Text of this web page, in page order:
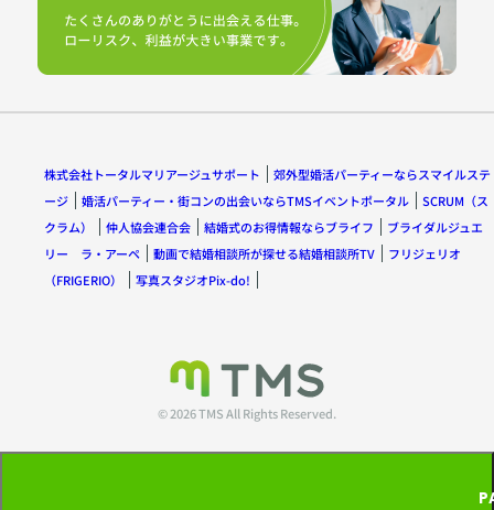
株式会社トータルマリアージュサポート
郊外型婚活パーティーならスマイルステ
ージ
婚活パーティー・街コンの出会いならTMSイベントポータル
SCRUM（ス
クラム）
仲人協会連合会 結婚式のお得情報ならブライフ
ブライダルジュエ
リー ラ・アーペ
動画で結婚相談所が探せる結婚相談所TV
フリジェリオ
（FRIGERIO）
写真スタジオPix-do!
© 2026 TMS All Rights Reserved.